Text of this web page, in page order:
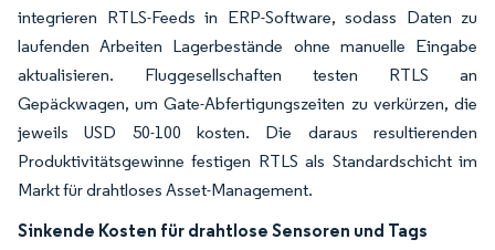
integrieren RTLS-Feeds in ERP-Software, sodass Daten zu
laufenden Arbeiten Lagerbestände ohne manuelle Eingabe
aktualisieren. Fluggesellschaften testen RTLS an
Gepäckwagen, um Gate-Abfertigungszeiten zu verkürzen, die
jeweils USD 50-100 kosten. Die daraus resultierenden
Produktivitätsgewinne festigen RTLS als Standardschicht im
Markt für drahtloses Asset-Management.
Sinkende Kosten für drahtlose Sensoren und Tags